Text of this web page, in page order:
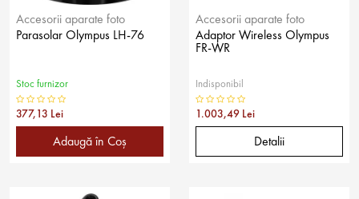
Accesorii aparate foto
Parasolar Olympus LH-76
Stoc furnizor
377,13 Lei
Adaugă în Coş
Accesorii aparate foto
Adaptor Wireless Olympus
FR-WR
Indisponibil
1.003,49 Lei
Detalii